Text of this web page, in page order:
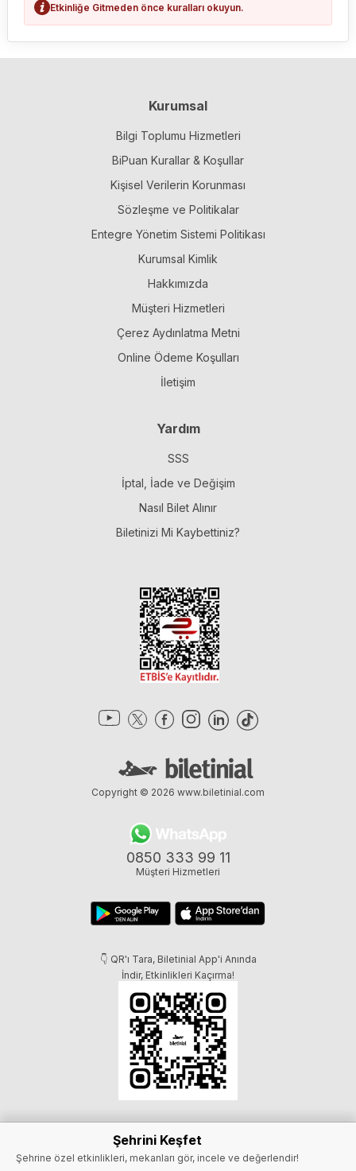
Etkinliğe Gitmeden önce kuralları okuyun.
Şehrini Keşfet
Şehrine özel etkinlikleri, mekanları gör, incele ve değerlendir!
Kurumsal
Bilgi Toplumu Hizmetleri
BiPuan Kurallar & Koşullar
Kişisel Verilerin Korunması
Sözleşme ve Politikalar
Entegre Yönetim Sistemi Politikası
Kurumsal Kimlik
Hakkımızda
Müşteri Hizmetleri
Çerez Aydınlatma Metni
Online Ödeme Koşulları
İletişim
Yardım
SSS
İptal, İade ve Değişim
Nasıl Bilet Alınır
Biletinizi Mi Kaybettiniz?
0850 333 99 11
Müşteri Hizmetleri
👇 QR'ı Tara, Biletinial App'i Anında
İndir, Etkinlikleri Kaçırma!
Copyright © 2026 www.biletinial.com